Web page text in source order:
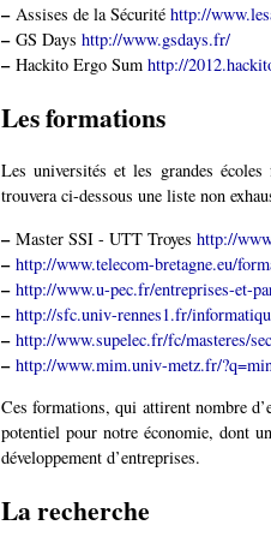
–Assises de la Sécurité http://
–GS Days http://www.gsdays.fr/
–Hackito Ergo Sum http://
Les formations
Les universités et les grandes
trouvera ci-dessous une liste non
–Master SSI - UTT Troyes http://
– http://www.telecom-bretagne.eu/
– http://www.u-pec.fr/entreprises-et-
– http://sfc.univ-rennes1.fr/
– http://www.supelec.fr/fc/masteres/
– http://www.mim.univ-metz.fr/
Ces formations, qui attirent nombre
potentiel pour notre économie, dont
développement d’entreprises.
La recherche